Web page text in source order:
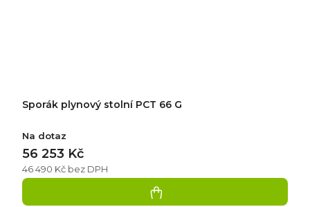
Sporák plynový stolní PCT 66 G
Na dotaz
46 490 Kč bez DPH
56 253 Kč